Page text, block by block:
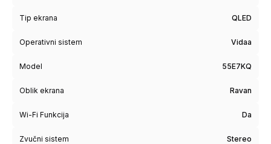
Tip ekrana QLED
Operativni sistem Vidaa
Model 55E7KQ
Oblik ekrana Ravan
Wi-Fi Funkcija Da
Zvučni sistem Stereo